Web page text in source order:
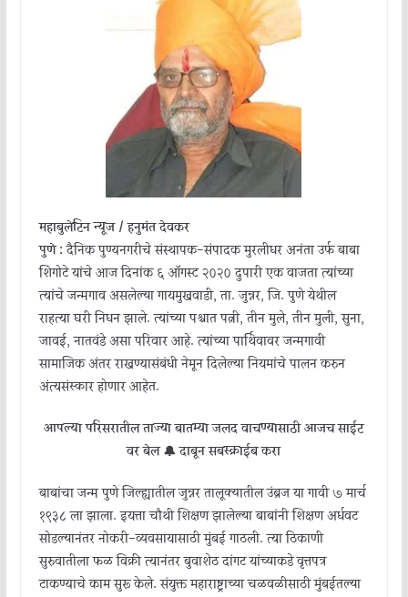
महाबुलेटिन न्यूज / हनुमंत देवकर
पुणे :दैनिक पुण्यनगरीचे संस्थापक-संपादक मुरलीधर अनंता उर्फ बाबा
शिंगोटे यांचे आज दिनांक ६ ऑगस्ट २०२० दुपारी एक वाजता त्यांच्या
त्यांचे जन्मगाव असलेल्या गायमुखवाडी, ता. जुन्नर, जि. पुणे येथील
राहत्या घरी निधन झाले. त्यांच्या पश्चात पत्नी, तीन मुले, तीन मुली, सुना,
जावई, नातवंडे असा परिवार आहे. त्यांच्या पार्थिवावर जन्मगावी
सामाजिक अंतर राखण्यासंबंधी नेमून दिलेल्या नियमांचे पालन करुन
अंत्यसंस्कार होणार आहेत.
आपल्या परिसरातील ताज्या बातम्या जलद वाचण्यासाठी आजच साईट
वर बेल 🔔 दाबून सबस्क्राईब करा
बाबांचा जन्म पुणे जिल्ह्यातील जुन्नर तालूक्यातील उंब्रज या गावी ७ मार्च
१९३८ ला झाला. इयत्ता चौथी शिक्षण झालेल्या बाबांनी शिक्षण अर्धवट
सोडल्यानंतर नोकरी-व्यवसायासाठी मुंबई गाठली. त्या ठिकाणी
सुरुवातीला फळ विक्री त्यानंतर बुवाशेठ दांगट यांच्याकडे वृत्तपत्र
टाकण्याचे काम सुरू केले. संयुक्त महाराष्ट्राच्या चळवळीसाठी मुंबईतल्या